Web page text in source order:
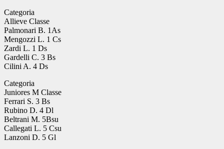
Categoria
Allieve Classe
Palmonari B. 1As
Mengozzi L. 1 Cs
Zardi L. 1 Ds
Gardelli C. 3 Bs
Cilini A. 4 Ds
Categoria
Juniores M Classe
Ferrari S. 3 Bs
Rubino D. 4 Dl
Beltrani M. 5Bsu
Callegati L. 5 Csu
Lanzoni D. 5 Gl